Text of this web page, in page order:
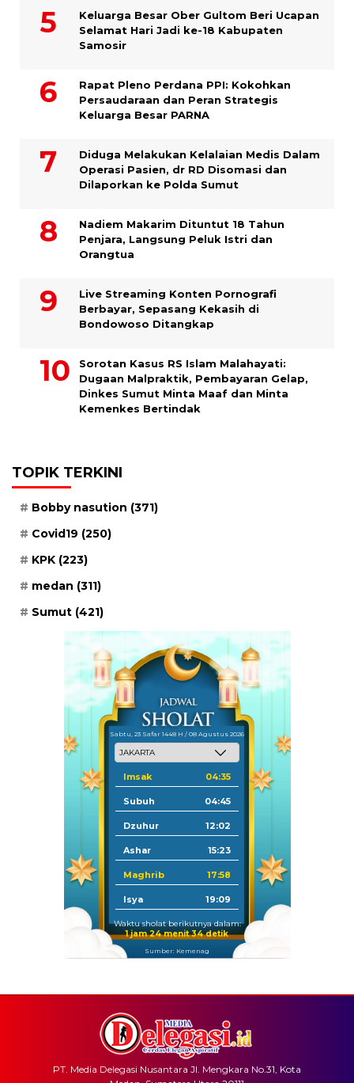
Keluarga Besar Ober Gultom Beri Ucapan
Selamat Hari Jadi ke-18 Kabupaten
Samosir
Rapat Pleno Perdana PPI: Kokohkan
Persaudaraan dan Peran Strategis
Keluarga Besar PARNA
Diduga Melakukan Kelalaian Medis Dalam
Operasi Pasien, dr RD Disomasi dan
Dilaporkan ke Polda Sumut
​Nadiem Makarim Dituntut 18 Tahun
Penjara, Langsung Peluk Istri dan
Orangtua
Live Streaming Konten Pornografi
Berbayar, Sepasang Kekasih di
Bondowoso Ditangkap
Sorotan Kasus RS Islam Malahayati:
Dugaan Malpraktik, Pembayaran Gelap,
Dinkes Sumut Minta Maaf dan Minta
Kemenkes Bertindak
TOPIK TERKINI
Bobby nasution (371)
Covid19 (250)
KPK (223)
medan (311)
Sumut (421)
Sabtu, 23 Safar 1448 H / 08 Agustus 2026
Imsak 04:35
Subuh 04:45
Dzuhur 12:02
Ashar 15:23
Maghrib 17:58
Isya 19:09
Waktu sholat berikutnya dalam:
1 jam 24 menit 34 detik
Sumber: Kemenag
PT. Media Delegasi Nusantara Jl. Mengkara No.31, Kota